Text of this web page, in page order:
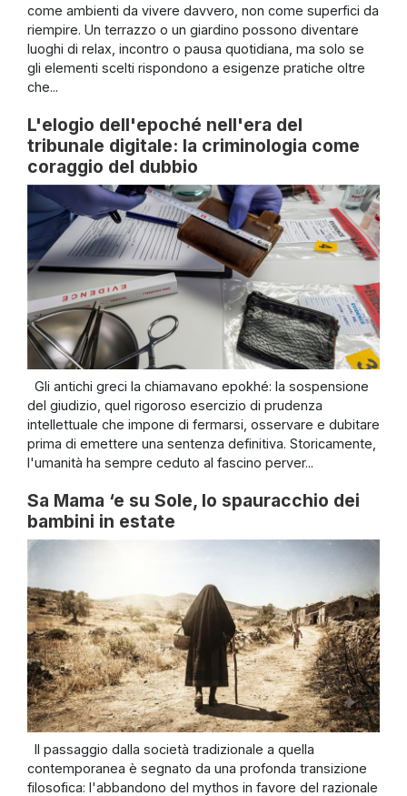
come ambienti da vivere davvero, non come superfici da
riempire. Un terrazzo o un giardino possono diventare
luoghi di relax, incontro o pausa quotidiana, ma solo se
gli elementi scelti rispondono a esigenze pratiche oltre
che...
L'elogio dell'epoché nell'era del
tribunale digitale: la criminologia come
coraggio del dubbio
Gli antichi greci la chiamavano epokhé: la sospensione
del giudizio, quel rigoroso esercizio di prudenza
intellettuale che impone di fermarsi, osservare e dubitare
prima di emettere una sentenza definitiva. Storicamente,
l'umanità ha sempre ceduto al fascino perver...
Sa Mama ‘e su Sole, lo spauracchio dei
bambini in estate
Il passaggio dalla società tradizionale a quella
contemporanea è segnato da una profonda transizione
filosofica: l'abbandono del mythos in favore del razionale